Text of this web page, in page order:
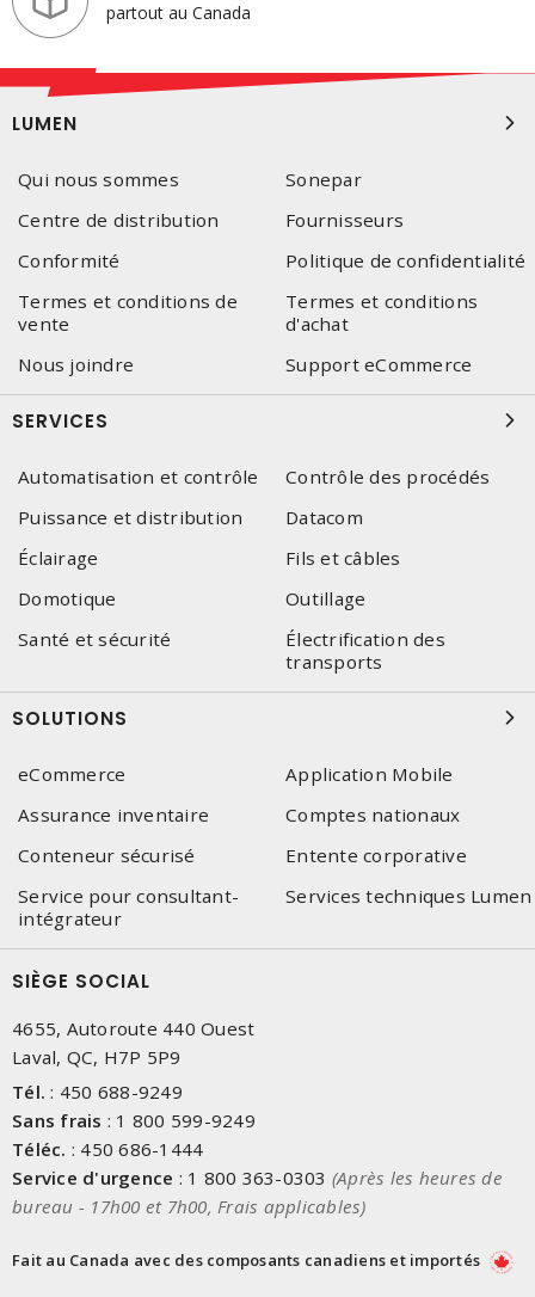
partout au Canada
LUMEN
Qui nous sommes
Sonepar
Centre de distribution
Fournisseurs
Conformité
Politique de confidentialité
Termes et conditions de
vente
Termes et conditions
d'achat
Nous joindre
Support eCommerce
SERVICES
Automatisation et contrôle
Contrôle des procédés
Puissance et distribution
Datacom
Éclairage
Fils et câbles
Domotique
Outillage
Santé et sécurité
Électrification des
transports
SOLUTIONS
eCommerce
Application Mobile
Assurance inventaire
Comptes nationaux
Conteneur sécurisé
Entente corporative
Service pour consultant-
intégrateur
Services techniques Lumen
SIÈGE SOCIAL
4655, Autoroute 440 Ouest
Laval, QC, H7P 5P9
Tél. : 450 688-9249
Sans frais : 1 800 599-9249
Téléc. : 450 686-1444
Service d'urgence : 1 800 363-0303 (Après les heures de
bureau - 17h00 et 7h00, Frais applicables)
Fait au Canada avec des composants canadiens et importés